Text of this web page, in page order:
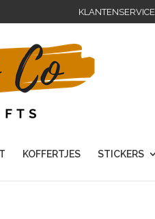
KLANTENSERVICE
KOFFERTJES STICKERS